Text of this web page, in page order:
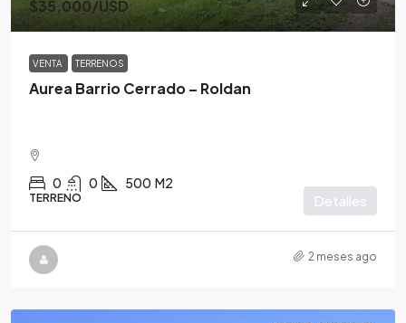
$35,000/USD
VENTA TERRENOS
Aurea Barrio Cerrado – Roldan
0 0 500 M2
TERRENO Detalles
2 meses ago